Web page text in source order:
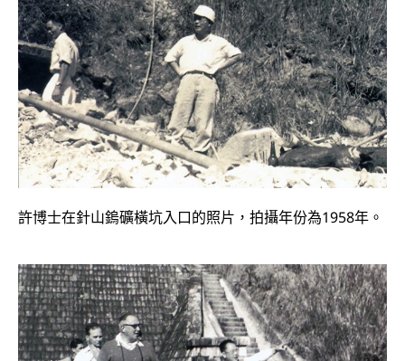
許博士在針山鎢礦橫坑入口的照片，拍攝年份為1958年。